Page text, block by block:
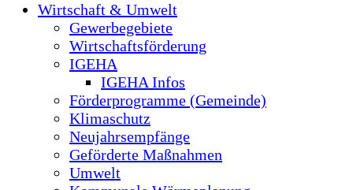
Wirtschaft & Umwelt
Gewerbegebiete
Wirtschaftsförderung
IGEHA
IGEHA Infos
Förderprogramme (Gemeinde)
Klimaschutz
Neujahrsempfänge
Geförderte Maßnahmen
Umwelt